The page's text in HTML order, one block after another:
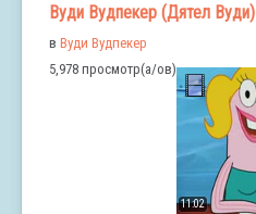
Вуди Вудпекер (Дятел
в Вуди Вудпекер
5,978 просмотр(а/ов)
11:02